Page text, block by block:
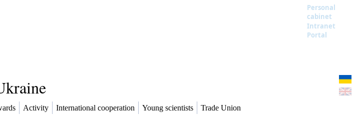
Personal
cabinet
Intranet
Portal
Activity International cooperation Young scientists Trade Union